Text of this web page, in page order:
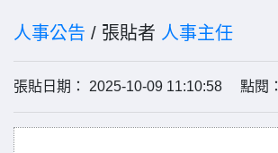
人事公告 / 張貼者 人事主任
張貼日期： 2025-10-09 11:10:58 點閱：